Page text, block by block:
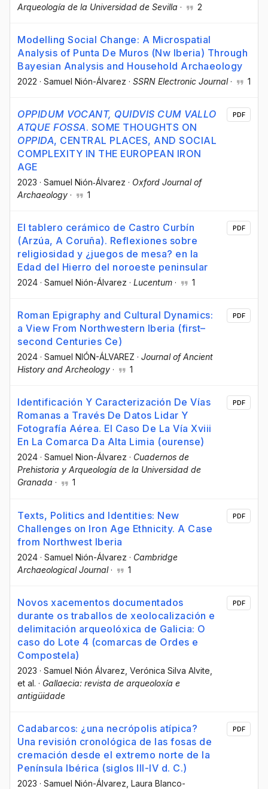
Arqueología de la Universidad de Sevilla · 2
Modelling Social Change: A Microspatial
Analysis of Punta De Muros (Nw Iberia) Through
Bayesian Analysis and Household Archaeology
2022 · Samuel Nión-Álvarez · SSRN Electronic Journal· 1
OPPIDUM VOCANT, QUIDVIS CUM VALLO
ATQUE FOSSA. SOME THOUGHTS ON
OPPIDA, CENTRAL PLACES, AND SOCIAL
COMPLEXITY IN THE EUROPEAN IRON
AGE
2023 · Samuel Nión‐Álvarez · Oxford Journal of
Archaeology · 1
PDF
El tablero cerámico de Castro Curbín
(Arzúa, A Coruña). Reflexiones sobre
religiosidad y ¿juegos de mesa? en la
Edad del Hierro del noroeste peninsular
2024 · Samuel Nión-Álvarez · Lucentum · 1
PDF
Roman Epigraphy and Cultural Dynamics:
a View From Northwestern Iberia (first–
second Centuries Ce)
2024 · Samuel NIÓN-ÁLVAREZ · Journal of Ancient
History and Archeology · 1
PDF
Identificación Y Caracterización De Vías
Romanas a Través De Datos Lidar Y
Fotografía Aérea. El Caso De La Vía Xviii
En La Comarca Da Alta Limia (ourense)
2024 · Samuel Nion-Álvarez · Cuadernos de
Prehistoria y Arqueología de la Universidad de
Granada · 1
PDF
Texts, Politics and Identities: New
Challenges on Iron Age Ethnicity. A Case
from Northwest Iberia
2024 · Samuel Nión-Álvarez · Cambridge
Archaeological Journal· 1
PDF
Novos xacementos documentados
durante os traballos de xeolocalización e
delimitación arqueolóxica de Galicia: O
caso do Lote 4 (comarcas de Ordes e
Compostela)
2023 · Samuel Nión Álvarez , Verónica Silva Alvite
et al. · Gallaecia: revista de arqueoloxía e
antigüidade
PDF
Cadabarcos: ¿una necrópolis atípica?
Una revisión cronológica de las fosas de
cremación desde el extremo norte de la
Península Ibérica (siglos III-IV d. C.)
2023 · Samuel Nión-Álvarez , Laura Blanco-
PDF